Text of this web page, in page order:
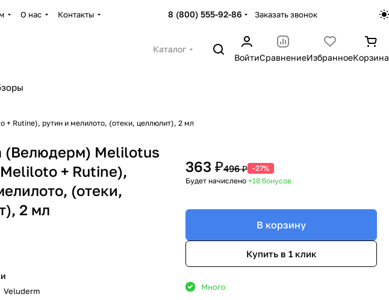
О нас Контакты 8 (800) 555-92-86 Заказать звонок
Каталог
ВойтиСравнениеИзбранноеКорзина
Rutine), рутин и мелилото, (отеки, целлюлит), 2 мл
(Велюдерм) Melilotus
+ Rutine),
(отеки,
2 мл
Veluderm
363 ₽496 ₽ -27%
Будет начислено +18 бонусов
В корзину
Купить в 1 клик
Много